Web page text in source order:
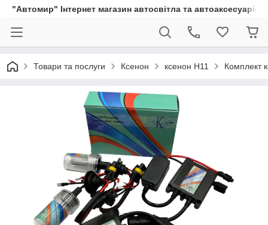
"Автомир" Інтернет магазин автосвітла та автоаксесуарів
Товари та послуги Ксенон ксенон H11 Комплект